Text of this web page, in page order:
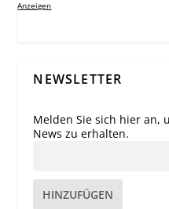
Anzeigen
NEWSLETTER
Melden Sie sich hier an,
News zu erhalten.
HINZUFÜGEN